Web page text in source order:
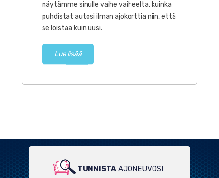
näytämme sinulle vaihe vaiheelta, kuinka
puhdistat autosi ilman ajokorttia niin, että
se loistaa kuin uusi.
Lue lisää
TUNNISTAAJONEUVOSI